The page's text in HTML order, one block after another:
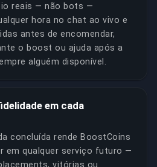
reais — não bots —
hora no chat ao vivo e
antes de encomendar,
o boost ou ajuda após a
alguém disponível.
em cada
concluída rende BoostCoins
em qualquer serviço futuro —
vitórias ou